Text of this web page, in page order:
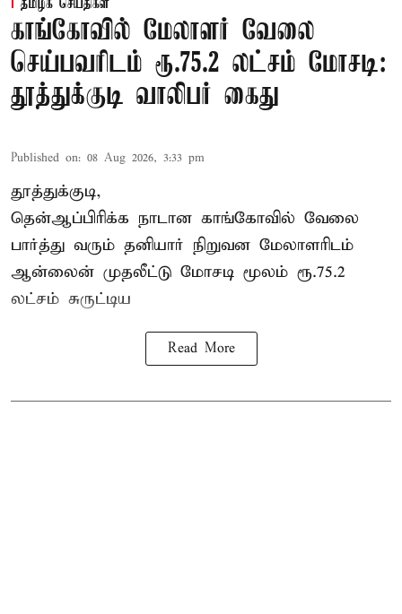
தமிழக செய்திகள்
காங்கோவில் மேலாளர் வேலை
செய்பவரிடம் ரூ.75.2 லட்சம் மோசடி:
தூத்துக்குடி வாலிபர் கைது
Published on: 08 Aug 2026, 3:33 pm
தூத்துக்குடி,
தென்ஆப்பிரிக்க நாடான காங்கோவில் வேலை
பார்த்து வரும் தனியார் நிறுவன மேலாளரிடம்
ஆன்லைன் முதலீட்டு மோசடி மூலம் ரூ.75.2
லட்சம் சுருட்டிய
Read More